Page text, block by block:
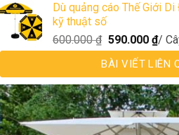
Dù quảng cáo Thế Giới
kỹ thuật số
600.000₫ 590.000 ₫/
BÀI VIẾT LIÊN